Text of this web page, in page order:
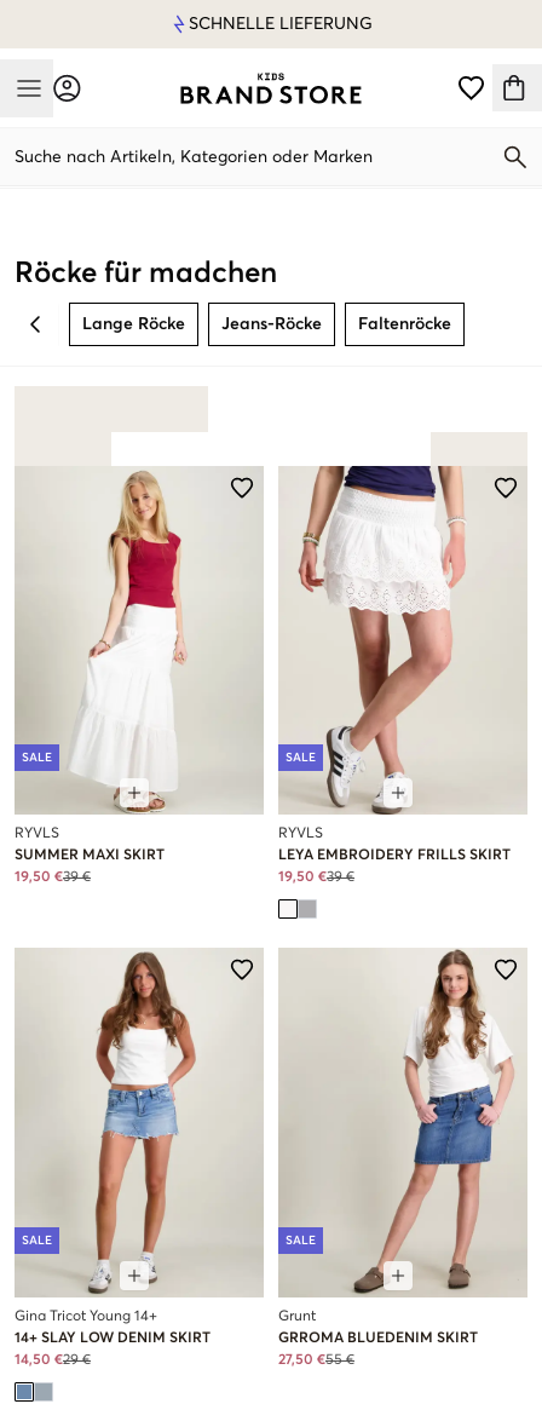
SCHNELLE LIEFERUNG
Mobile Menu
Suche nach Artikeln, Kategorien oder Marken
Röcke für madchen
BACK Lange Röcke Jeans-Röcke Faltenröcke
SALE
RYVLS
SUMMER MAXI SKIRT
19,50 €39 €
SALE
RYVLS
LEYA EMBROIDERY FRILLS SKIRT
19,50 €39 €
SALE
Gina Tricot Young 14+
14+ SLAY LOW DENIM SKIRT
14,50 €29 €
SALE
Grunt
GRROMA BLUEDENIM SKIRT
27,50 €55 €